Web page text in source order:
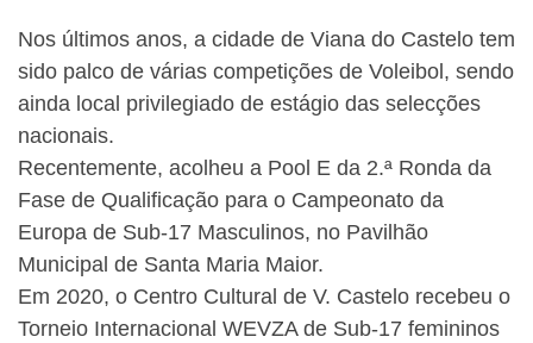
Nos últimos anos, a cidade de Viana do Castelo tem
sido palco de várias competições de Voleibol, sendo
ainda local privilegiado de estágio das selecções
nacionais.
Recentemente, acolheu a Pool E da 2.ª Ronda da
Fase de Qualificação para o Campeonato da
Europa de Sub-17 Masculinos, no Pavilhão
Municipal de Santa Maria Maior.
Em 2020, o Centro Cultural de V. Castelo recebeu o
Torneio Internacional WEVZA de Sub-17 femininos